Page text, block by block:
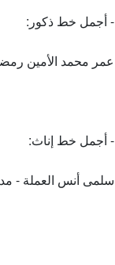
- أجمل خط ذكور:
عمر محمد الأمين
- أجمل خط إناث:
سلمى أنس العملة -